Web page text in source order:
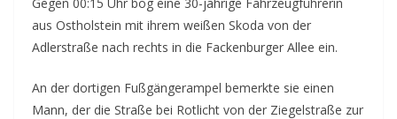
aus Ostholstein mit ihrem weißen Skoda von der
Adlerstraße nach rechts in die Fackenburger Allee ein.
An der dortigen Fußgängerampel bemerkte sie einen
Mann, der die Straße bei Rotlicht von der Ziegelstraße zur